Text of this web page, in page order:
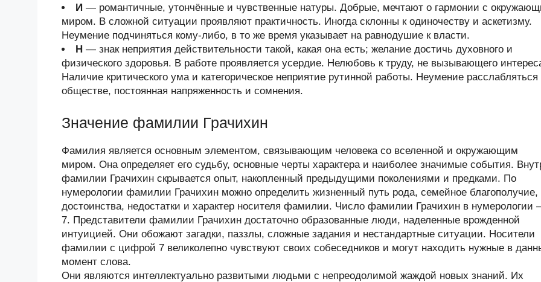
И — романтичные, утончённые и чувственные натуры. Добрые, мечтают о гармонии с
миром. В сложной ситуации проявляют практичность. Иногда склонны к одиночеству и аскетизму.
Неумение подчиняться кому-либо, в то же время указывает на равнодушие к власти.
Н — знак неприятия действительности такой, какая она есть; желание достичь духовного и
физического здоровья. В работе проявляется усердие. Нелюбовь к труду, не вызывающего
Наличие критического ума и категорическое неприятие рутинной работы. Неумение расслабляться
обществе, постоянная напряженность и сомнения.
Значение фамилии Грачихин
Фамилия является основным элементом, связывающим человека со вселенной и окружающим
миром. Она определяет его судьбу, основные черты характера и наиболее значимые события.
фамилии Грачихин скрывается опыт, накопленный предыдущими поколениями и предками. По
нумерологии фамилии Грачихин можно определить жизненный путь рода, семейное благополучие,
достоинства, недостатки и характер носителя фамилии. Число фамилии Грачихин в нумерологии
7. Представители фамилии Грачихин достаточно образованные люди, наделенные врожденной
интуицией. Они обожают загадки, паззлы, сложные задания и нестандартные ситуации. Носители
фамилии с цифрой 7 великолепно чувствуют своих собеседников и могут находить нужные в
момент слова.
Они являются интеллектуально развитыми людьми с непреодолимой жаждой новых знаний. Их